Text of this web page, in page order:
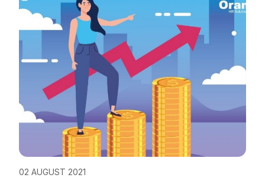
karyawan, absensi, cuti, payroll, benefit, rekrutmen,
performance assessment, hingga analisis data karyawan.Di
sinilah HRIS atau Human Resource Information System menjadi
solusi penting bagi perusahaan menengah dan enterprise.
HRIS membantu perusahaan mengelola berbagai proses HR
dalam satu sistem yang lebih terstruktur, terintegrasi, dan
mudah dikontrol.Namun, memilih HRIS yang tepat bukan
sekadar mencari software den...
02 AUGUST 2021